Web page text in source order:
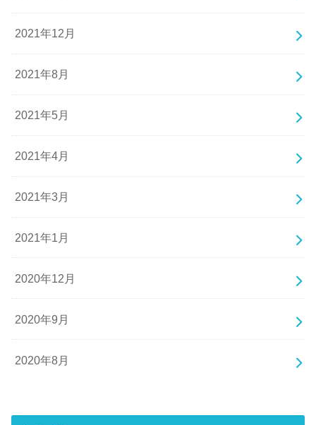
2021年12月
2021年8月
2021年5月
2021年4月
2021年3月
2021年1月
2020年12月
2020年9月
2020年8月